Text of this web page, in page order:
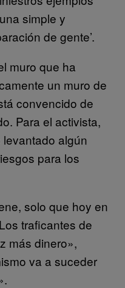
simple y
de gente’.
muro que ha
un muro de
convencido de
Para el activista,
algún
para los
solo que hoy en
traficantes de
más dinero»,
va a suceder